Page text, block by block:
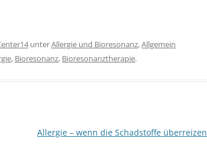
unterAllergie und Bioresonanz,Allgemein
, Bioresonanz, Bioresonanztherapie.
Allergie – wenn die Schadstoffe überreizen